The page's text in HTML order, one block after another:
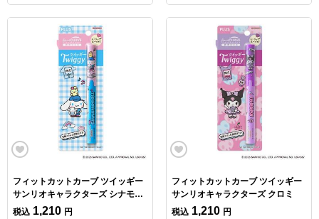
フィットカットカーブ ツイッギー
サンリオキャラクターズ シナモロ
ール
税込 1,210 円
フィットカットカーブ ツイッギー
サンリオキャラクターズ クロミ
税込 1,210 円